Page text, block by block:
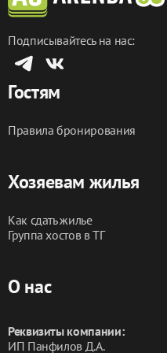
Подписывайтесь на нас:
Гостям
Правила бронирования
Хозяевам жилья
Как сдать жилье
Группа хостов в ТГ
О нас
Реквизиты компании:
ИП Панфилов Д.А.